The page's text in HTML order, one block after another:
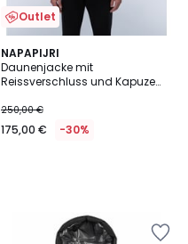
Outlet
NAPAPIJRI
Daunenjacke mit
Reissverschluss und Kapuze
250,00 €
175,00 € -30%